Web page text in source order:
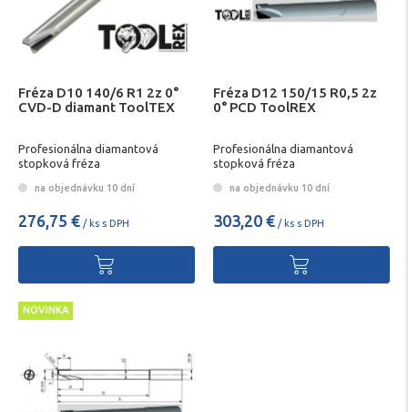
Fréza D10 140/6 R1 2z 0°
CVD-D diamant ToolTEX
Profesionálna diamantová
stopková fréza
na objednávku 10 dní
276,75 € / ks s DPH
Fréza D12 150/15 R0,5 2z
0° PCD ToolREX
Profesionálna diamantová
stopková fréza
na objednávku 10 dní
303,20 € / ks s DPH
NOVINKA